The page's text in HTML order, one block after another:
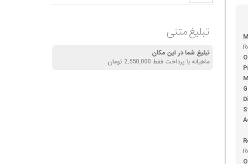
تبلیغ متنی
تبلیغ شما در این مکان
ماهیانه با پرداخت فقط 2,550,000 تومان